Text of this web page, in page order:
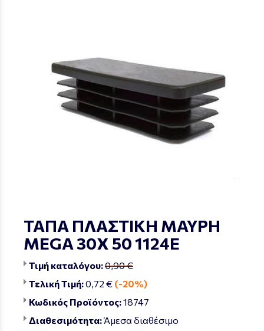
ΤΑΠΑ ΠΛΑΣΤΙΚΗ ΜΑΥΡΗ
MEGA 30Χ 50 1124Ε
Τιμή καταλόγου:0,90 €
Τελική Τιμή:0,72 € (-20%)
Κωδικός Προϊόντος:18747
Διαθεσιμότητα:Άμεσα διαθέσιμο